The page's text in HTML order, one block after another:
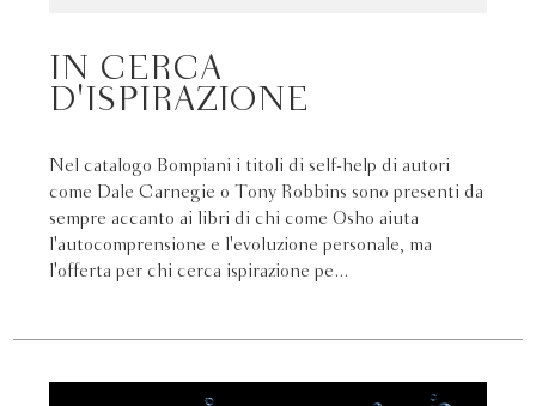
IN CERCA
D'ISPIRAZIONE
Nel catalogo Bompiani i titoli di self-help di autori
come Dale Carnegie o Tony Robbins sono presenti da
sempre accanto ai libri di chi come Osho aiuta
l'autocomprensione e l'evoluzione personale, ma
l'offerta per chi cerca ispirazione pe...